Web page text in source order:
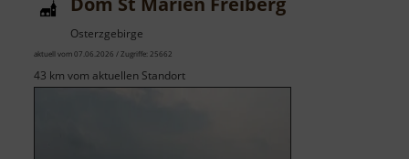
Osterzgebirge
aktuell vom 07.06.2026 / Zugriffe: 25662
43 km vom aktuellen Standort